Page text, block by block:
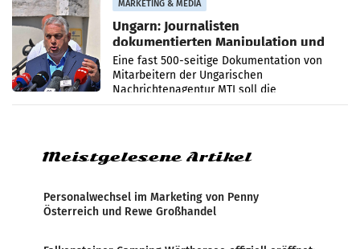
MARKETING & MEDIA
Ungarn: Journalisten
dokumentierten Manipulation und
Zensur
Eine fast 500-seitige Dokumentation von
Mitarbeitern der Ungarischen
Nachrichtenagentur MTI soll die
systematische Nachrichten-Manipulation und
Meistgelesene Artikel
Personalwechsel im Marketing von Penny
Österreich und Rewe Großhandel